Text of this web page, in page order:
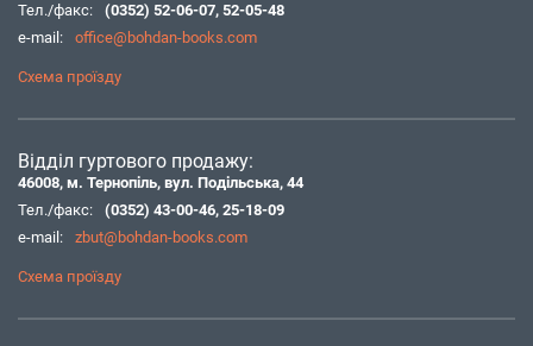
Тел./факс:
(0352) 52-06-07, 52-05-48
e-mail:
office@bohdan-books.com
Схема проїзду
Відділ гуртового продажу:
46008, м. Тернопіль, вул. Подільська, 44
Тел./факс:
(0352) 43-00-46, 25-18-09
e-mail:
zbut@bohdan-books.com
Схема проїзду